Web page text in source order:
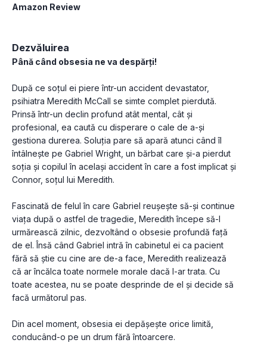
Amazon Review
Dezvăluirea
Până când obsesia ne va despărți!
După ce soțul ei piere într-un accident devastator,
psihiatra Meredith McCall se simte complet pierdută.
Prinsă într-un declin profund atât mental, cât și
profesional, ea caută cu disperare o cale de a-și
gestiona durerea. Soluția pare să apară atunci când îl
întâlnește pe Gabriel Wright, un bărbat care și-a pierdut
soția și copilul în același accident în care a fost implicat și
Connor, soțul lui Meredith.
Fascinată de felul în care Gabriel reușește să-și continue
viața după o astfel de tragedie, Meredith începe să-l
urmărească zilnic, dezvoltând o obsesie profundă față
de el. Însă când Gabriel intră în cabinetul ei ca pacient
fără să știe cu cine are de-a face, Meredith realizează
că ar încălca toate normele morale dacă l-ar trata. Cu
toate acestea, nu se poate desprinde de el și decide să
facă următorul pas.
Din acel moment, obsesia ei depășește orice limită,
conducând-o pe un drum fără întoarcere.